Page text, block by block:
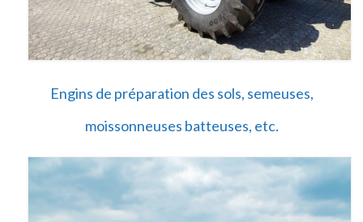
Engins de préparation des sols, semeuses,
moissonneuses batteuses, etc.